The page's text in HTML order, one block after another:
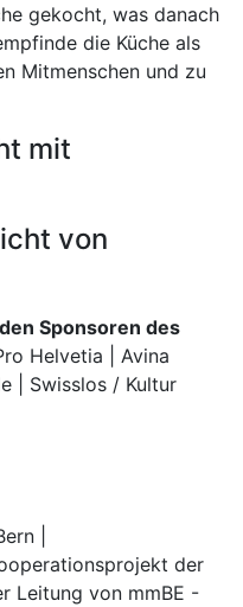
gekocht, was danach
die Küche als
Mitmenschen und zu
mit
von
Sponsoren des
Helvetia | Avina
| Swisslos / Kultur
|
der
Leitung von mmBE -